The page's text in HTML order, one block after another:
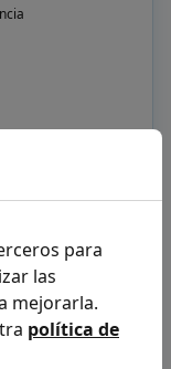
y SMS
para
las
mejorarla.
política de